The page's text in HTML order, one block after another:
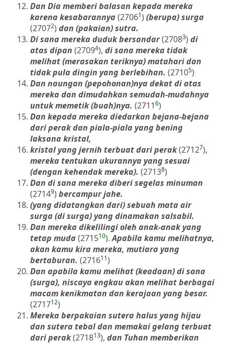
Dan Dia memberi balasan kepada mereka
karena kesabarannya (27061)(berupa) surga
(27072)dan (pakaian) sutra.
Di sana mereka duduk bersandar(27083)di
atas dipan (27094), di sana mereka tidak
melihat (merasakan teriknya) matahari dan
tidak pula dingin yang berlebihan. (27105)
Dan naungan (pepohonan)nya dekat di atas
mereka dan dimudahkan semudah-mudahnya
untuk memetik (buah)nya. (27116)
Dan kepada mereka diedarkan bejana-bejana
dari perak dan piala-piala yang bening
laksana kristal,
kristal yang jernih terbuat dari perak(27127),
mereka tentukan ukurannya yang sesuai
(dengan kehendak mereka). (27138)
Dan di sana mereka diberi segelas minuman
(27149)bercampur jahe.
(yang didatangkan dari) sebuah mata air
surga (di surga) yang dinamakan salsabil.
Dan mereka dikelilingi oleh anak-anak yang
tetap muda (271510).Apabila kamu melihatnya,
akan kamu kira mereka, mutiara yang
bertaburan. (271611)
Dan apabila kamu melihat (keadaan) di sana
(surga), niscaya engkau akan melihat berbagai
macam kenikmatan dan kerajaan yang besar.
(271712)
Mereka berpakaian sutera halus yang hijau
dan sutera tebal dan memakai gelang terbuat
dari perak(271813), dan Tuhan memberikan